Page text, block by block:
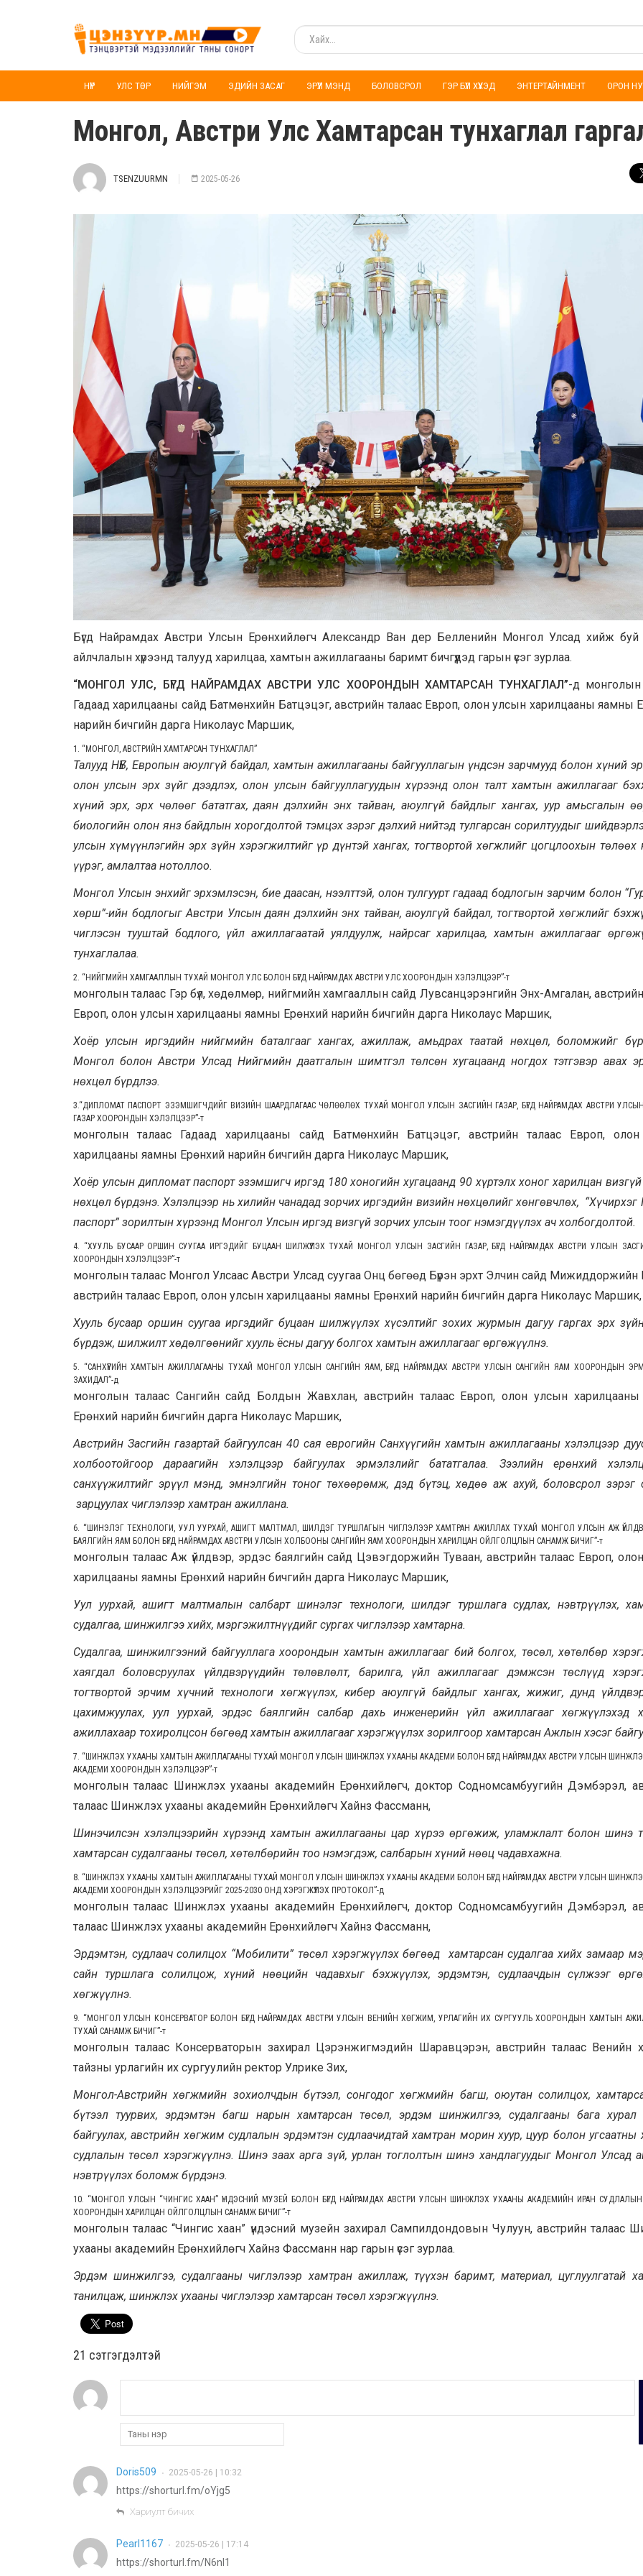
НҮҮР УЛС ТӨР НИЙГЭМ ЭДИЙН ЗАСАГ ЭРҮҮЛ МЭНД БОЛОВСРОЛ ГЭР БҮЛ ХҮҮХЭД ЭНТЕРТАЙНМЕНТ ОРОН
Монгол, Австри Улс Хамтарсан тунхаглал
TSENZUURMN 2025-05-26
Бүгд Найрамдах Австри Улсын Ерөнхийлөгч Александр Ван дер Белленийн Монгол Улсад хийж буй
айлчлалын хүрээнд талууд харилцаа, хамтын ажиллагааны баримт бичгүүдэд гарын үсэг зурлаа.
“МОНГОЛ УЛС, БҮГД НАЙРАМДАХ АВСТРИ УЛС ХООРОНДЫН ХАМТАРСАН ТУНХАГЛАЛ”-д монголын
Гадаад харилцааны сайд Батмөнхийн Батцэцэг, австрийн талаас Европ, олон улсын харилцааны яамны
нарийн бичгийн дарга Николаус Маршик,
1. “МОНГОЛ, АВСТРИЙН ХАМТАРСАН ТУНХАГЛАЛ”
Талууд НҮБ, Европын аюулгүй байдал, хамтын ажиллагааны байгууллагын үндсэн зарчмууд болон хүний
олон улсын эрх зүйг дээдлэх, олон улсын байгууллагуудын хүрээнд олон талт хамтын ажиллагааг
хүний эрх, эрх чөлөөг бататгах, даян дэлхийн энх тайван, аюулгүй байдлыг хангах, уур амьсгалын
биологийн олон янз байдлын хорогдолтой тэмцэх зэрэг дэлхий нийтэд тулгарсан сорилтуудыг
улсын хүмүүнлэгийн эрх зүйн хэрэгжилтийг үр дүнтэй хангах, тогтвортой хөгжлийг цогцлоохын төлөөх
үүрэг, амлалтаа нотоллоо.
Монгол Улсын энхийг эрхэмлэсэн, бие даасан, нээлттэй, олон тулгуурт гадаад бодлогын зарчим болон
хөрш”-ийн бодлогыг Австри Улсын даян дэлхийн энх тайван, аюулгүй байдал, тогтвортой хөгжлийг
чиглэсэн тууштай бодлого, үйл ажиллагаатай уялдуулж, найрсаг харилцаа, хамтын ажиллагааг
тунхаглалаа.
2. “НИЙГМИЙН ХАМГААЛЛЫН ТУХАЙ МОНГОЛ УЛС БОЛОН БҮГД НАЙРАМДАХ АВСТРИ УЛС ХООРОНДЫН ХЭЛЭЛЦЭЭР”-т
монголын талаас Гэр бүл, хөдөлмөр, нийгмийн хамгааллын сайд Лувсанцэрэнгийн Энх-Амгалан,
Европ, олон улсын харилцааны яамны Ерөнхий нарийн бичгийн дарга Николаус Маршик,
Хоёр улсын иргэдийн нийгмийн баталгааг хангах, ажиллаж, амьдрах таатай нөхцөл, боломжийг
Монгол болон Австри Улсад Нийгмийн даатгалын шимтгэл төлсөн хугацаанд ногдох тэтгэвэр авах
нөхцөл бүрдлээ.
3.“ДИПЛОМАТ ПАСПОРТ ЭЗЭМШИГЧДИЙГ ВИЗИЙН ШААРДЛАГААС ЧӨЛӨӨЛӨХ ТУХАЙ МОНГОЛ УЛСЫН ЗАСГИЙН ГАЗАР, БҮГД НАЙРАМДАХ АВСТРИ
ГАЗАР ХООРОНДЫН ХЭЛЭЛЦЭЭР”-т
монголын талаас Гадаад харилцааны сайд Батмөнхийн Батцэцэг, австрийн талаас Европ,
харилцааны яамны Ерөнхий нарийн бичгийн дарга Николаус Маршик,
Хоёр улсын дипломат паспорт эзэмшигч иргэд 180 хоногийн хугацаанд 90 хүртэлх хоног харилцан
нөхцөл бүрдэнэ. Хэлэлцээр нь хилийн чанадад зорчих иргэдийн визийн нөхцөлийг хөнгөвчлөх,
паспорт” зорилтын хүрээнд Монгол Улсын иргэд визгүй зорчих улсын тоог нэмэгдүүлэх ач холбогдолтой.
4. “ХУУЛЬ БУСААР ОРШИН СУУГАА ИРГЭДИЙГ БУЦААН ШИЛЖҮҮЛЭХ ТУХАЙ МОНГОЛ УЛСЫН ЗАСГИЙН ГАЗАР, БҮГД НАЙРАМДАХ АВСТРИ УЛСЫН
ХООРОНДЫН ХЭЛЭЛЦЭЭР”-т
монголын талаас Монгол Улсаас Австри Улсад суугаа Онц бөгөөд Бүрэн эрхт Элчин сайд Мижиддоржийн
австрийн талаас Европ, олон улсын харилцааны яамны Ерөнхий нарийн бичгийн дарга Николаус Маршик,
Хууль бусаар оршин суугаа иргэдийг буцаан шилжүүлэх хүсэлтийг зохих журмын дагуу гаргах эрх
бүрдэж, шилжилт хөдөлгөөнийг хууль ёсны дагуу болгох хамтын ажиллагааг өргөжүүлнэ.
5. “САНХҮҮГИЙН ХАМТЫН АЖИЛЛАГААНЫ ТУХАЙ МОНГОЛ УЛСЫН САНГИЙН ЯАМ, БҮГД НАЙРАМДАХ АВСТРИ УЛСЫН САНГИЙН ЯАМ ХООРОНДЫН
ЗАХИДАЛ”-д
монголын талаас Сангийн сайд Болдын Жавхлан, австрийн талаас Европ, олон улсын
Ерөнхий нарийн бичгийн дарга Николаус Маршик,
Австрийн Засгийн газартай байгуулсан 40 сая еврогийн Санхүүгийн хамтын ажиллагааны хэлэлцээр
холбоотойгоор дараагийн хэлэлцээр байгуулах эрмэлзлийг бататгалаа. Зээлийн ерөнхий
санхүүжилтийг эрүүл мэнд, эмнэлгийн тоног төхөөрөмж, дэд бүтэц, хөдөө аж ахуй, боловсрол зэрэг
зарцуулах чиглэлээр хамтран ажиллана.
6. “ШИНЭЛЭГ ТЕХНОЛОГИ, УУЛ УУРХАЙ, АШИГТ МАЛТМАЛ, ШИЛДЭГ ТУРШЛАГЫН ЧИГЛЭЛЭЭР ХАМТРАН АЖИЛЛАХ ТУХАЙ МОНГОЛ УЛСЫН АЖ
БАЯЛГИЙН ЯАМ БОЛОН БҮГД НАЙРАМДАХ АВСТРИ УЛСЫН ХОЛБООНЫ САНГИЙН ЯАМ ХООРОНДЫН ХАРИЛЦАН ОЙЛГОЛЦЛЫН САНАМЖ БИЧИГ”-т
монголын талаас Аж үйлдвэр, эрдэс баялгийн сайд Цэвэгдоржийн Туваан, австрийн талаас Европ,
харилцааны яамны Ерөнхий нарийн бичгийн дарга Николаус Маршик,
Уул уурхай, ашигт малтмалын салбарт шинэлэг технологи, шилдэг туршлага судлах, нэвтрүүлэх,
судалгаа, шинжилгээ хийх, мэргэжилтнүүдийг сургах чиглэлээр хамтарна.
Судалгаа, шинжилгээний байгууллага хоорондын хамтын ажиллагааг бий болгох, төсөл, хөтөлбөр
хаягдал боловсруулах үйлдвэрүүдийн төлөвлөлт, барилга, үйл ажиллагааг дэмжсэн төслүүд
тогтвортой эрчим хүчний технологи хөгжүүлэх, кибер аюулгүй байдлыг хангах, жижиг, дунд
цахимжуулах, уул уурхай, эрдэс баялгийн салбар дахь инженерийн үйл ажиллагааг хөгжүүлэхэд
ажиллахаар тохиролцсон бөгөөд хамтын ажиллагааг хэрэгжүүлэх зорилгоор хамтарсан Ажлын хэсэг
7. “ШИНЖЛЭХ УХААНЫ ХАМТЫН АЖИЛЛАГААНЫ ТУХАЙ МОНГОЛ УЛСЫН ШИНЖЛЭХ УХААНЫ АКАДЕМИ БОЛОН БҮГД НАЙРАМДАХ АВСТРИ УЛСЫН
АКАДЕМИ ХООРОНДЫН ХЭЛЭЛЦЭЭР”-т
монголын талаас Шинжлэх ухааны академийн Ерөнхийлөгч, доктор Содномсамбуугийн Дэмбэрэл,
талаас Шинжлэх ухааны академийн Ерөнхийлөгч Хайнз Фассманн,
Шинэчилсэн хэлэлцээрийн хүрээнд хамтын ажиллагааны цар хүрээ өргөжиж, уламжлалт болон шинэ
хамтарсан судалгааны төсөл, хөтөлбөрийн тоо нэмэгдэж, салбарын хүний нөөц чадавхажна.
8. “ШИНЖЛЭХ УХААНЫ ХАМТЫН АЖИЛЛАГААНЫ ТУХАЙ МОНГОЛ УЛСЫН ШИНЖЛЭХ УХААНЫ АКАДЕМИ БОЛОН БҮГД НАЙРАМДАХ АВСТРИ УЛСЫН
АКАДЕМИ ХООРОНДЫН ХЭЛЭЛЦЭЭРИЙГ 2025-2030 ОНД ХЭРЭГЖҮҮЛЭХ ПРОТОКОЛ”-д
монголын талаас Шинжлэх ухааны академийн Ерөнхийлөгч, доктор Содномсамбуугийн Дэмбэрэл,
талаас Шинжлэх ухааны академийн Ерөнхийлөгч Хайнз Фассманн,
Эрдэмтэн, судлаач солилцох “Мобилити” төсөл хэрэгжүүлэх бөгөөд хамтарсан судалгаа хийх замаар
сайн туршлага солилцож, хүний нөөцийн чадавхыг бэхжүүлэх, эрдэмтэн, судлаачдын сүлжээг
хөгжүүлнэ.
9. “МОНГОЛ УЛСЫН КОНСЕРВАТОР БОЛОН БҮГД НАЙРАМДАХ АВСТРИ УЛСЫН ВЕНИЙН ХӨГЖИМ, УРЛАГИЙН ИХ СУРГУУЛЬ ХООРОНДЫН ХАМТЫН
ТУХАЙ САНАМЖ БИЧИГ”-т
монголын талаас Консерваторын захирал Цэрэнжигмэдийн Шаравцэрэн, австрийн талаас Венийн
тайзны урлагийн их сургуулийн ректор Улрике Зих,
Монгол-Австрийн хөгжмийн зохиолчдын бүтээл, сонгодог хөгжмийн багш, оюутан солилцох, хам
бүтээл туурвих, эрдэмтэн багш нарын хамтарсан төсөл, эрдэм шинжилгээ, судалгааны бага хурал
байгуулах, австрийн хөгжим судлалын эрдэмтэн судлаачидтай хамтран морин хуур, цуур болон
судлалын төсөл хэрэгжүүлнэ. Шинэ заах арга зүй, урлан тоглолтын шинэ хандлагуудыг Монгол Улсад
нэвтрүүлэх боломж бүрдэнэ.
10. “МОНГОЛ УЛСЫН “ЧИНГИС ХААН” ҮНДЭСНИЙ МУЗЕЙ БОЛОН БҮГД НАЙРАМДАХ АВСТРИ УЛСЫН ШИНЖЛЭХ УХААНЫ АКАДЕМИЙН ИРАН СУДЛАЛЫН
ХООРОНДЫН ХАРИЛЦАН ОЙЛГОЛЦЛЫН САНАМЖ БИЧИГ”-т
монголын талаас “Чингис хаан” үндэсний музейн захирал Сампилдондовын Чулуун, австрийн талаас
ухааны академийн Ерөнхийлөгч Хайнз Фассманн нар гарын үсэг зурлаа.
Эрдэм шинжилгээ, судалгааны чиглэлээр хамтран ажиллаж, түүхэн баримт, материал, цуглуулгатай
танилцаж, шинжлэх ухааны чиглэлээр хамтарсан төсөл хэрэгжүүлнэ.
21 cэтгэгдэлтэй
Doris509 • 2025-05-26 | 10:32
https://shorturl.fm/oYjg5
Хариулт бичих
Pearl1167 • 2025-05-26 | 17:14
https://shorturl.fm/N6nl1